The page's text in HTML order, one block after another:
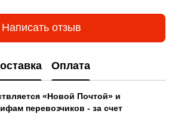
Написать отзыв
Оплата
«Новой Почтой» и
перевозчиков - за счет